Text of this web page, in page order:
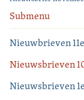
Submenu
Nieuwbrieven
Nieuwsbrieven
Nieuwsbrieven